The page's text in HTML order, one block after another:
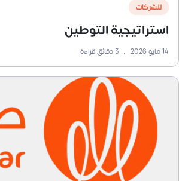
للشركات
استراتيجية التوطين
14 مايو 2026 •
3دقائق قراءة